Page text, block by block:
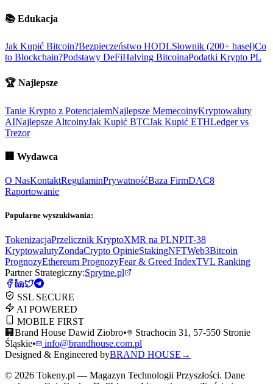
📚 Edukacja
Jak Kupić Bitcoin?Bezpieczeństwo HODLSłownik (200+ haseł)Co
to Blockchain?Podstawy DeFiHalving BitcoinaPodatki Krypto PL
🏆 Najlepsze
Tanie Krypto z PotencjałemNajlepsze MemecoinyKryptowaluty
AINajlepsze AltcoinyJak Kupić BTCJak Kupić ETHLedger vs
Trezor
🏢 Wydawca
O NasKontaktRegulaminPrywatnośćBaza FirmDAC8
Raportowanie
Popularne wyszukiwania:
TokenizacjaPrzelicznik KryptoXMR na PLNPIT-38
KryptowalutyZondaCrypto OpinieStakingNFTWeb3Bitcoin
PrognozyEthereum PrognozyFear & Greed IndexTVL Ranking
Partner Strategiczny:Sprytne.pl
SSL SECURE
AI POWERED
MOBILE FIRST
🏢 Brand House Dawid Ziobro•
Strachocin 31, 57-550 Stronie
Śląskie•
info@brandhouse.com.pl
Designed & Engineered byBRAND HOUSE →
© 2026 Tokeny.pl — Magazyn Technologii Przyszłości. Dane